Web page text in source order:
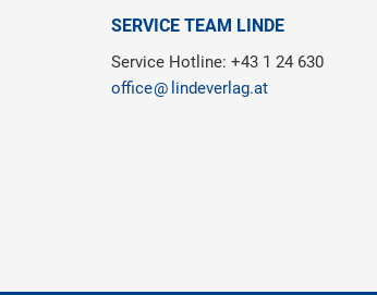
SERVICE TEAM LINDE
Service Hotline: +43 1 24 630
office
lindeverlag.at